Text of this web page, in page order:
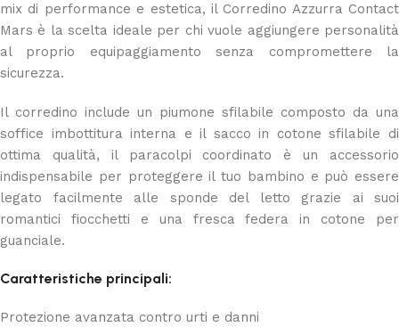
mix di performance e estetica, il Corredino Azzurra Contact
Mars è la scelta ideale per chi vuole aggiungere personalità
al proprio equipaggiamento senza compromettere la
sicurezza.
Il corredino include un piumone sfilabile composto da una
soffice imbottitura interna e il sacco in cotone sfilabile di
ottima qualità, il paracolpi coordinato è un accessorio
indispensabile per proteggere il tuo bambino e può essere
legato facilmente alle sponde del letto grazie ai suoi
romantici fiocchetti e una fresca federa in cotone per
guanciale.
Caratteristiche principali:
Protezione avanzata contro urti e danni